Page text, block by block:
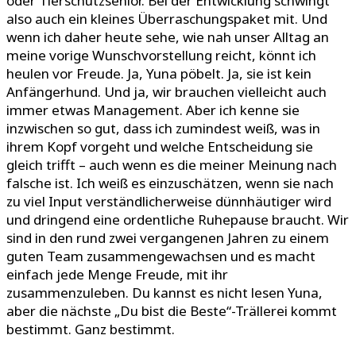
also auch ein kleines Überraschungspaket mit. Und
wenn ich daher heute sehe, wie nah unser Alltag an
meine vorige Wunschvorstellung reicht, könnt ich
heulen vor Freude. Ja, Yuna pöbelt. Ja, sie ist kein
Anfängerhund. Und ja, wir brauchen vielleicht auch
immer etwas Management. Aber ich kenne sie
inzwischen so gut, dass ich zumindest weiß, was in
ihrem Kopf vorgeht und welche Entscheidung sie
gleich trifft – auch wenn es die meiner Meinung nach
falsche ist. Ich weiß es einzuschätzen, wenn sie nach
zu viel Input verständlicherweise dünnhäutiger wird
und dringend eine ordentliche Ruhepause braucht. Wir
sind in den rund zwei vergangenen Jahren zu einem
guten Team zusammengewachsen und es macht
einfach jede Menge Freude, mit ihr
zusammenzuleben. Du kannst es nicht lesen Yuna,
aber die nächste „Du bist die Beste“-Trällerei kommt
bestimmt. Ganz bestimmt.